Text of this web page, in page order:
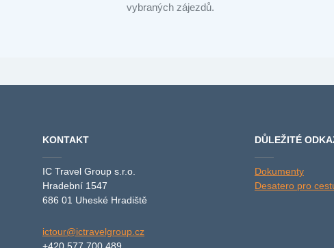
vybraných zájezdů.
KONTAKT
IC Travel Group s.r.o.
Hradební 1547
686 01 Uheské Hradiště
ictour@ictravelgroup.cz
+420 577 700 489
DŮLEŽITÉ
Dokumenty
Desatero pro